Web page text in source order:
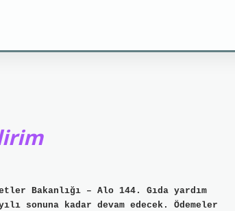
Bakanlığı – Alo 144. Gıda yardım
sonuna kadar devam edecek. Ödemeler